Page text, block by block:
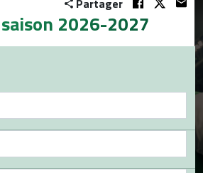
Partager
2026-2027